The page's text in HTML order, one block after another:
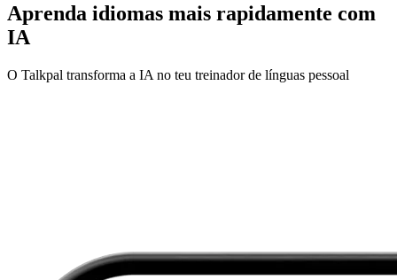
Aprenda idiomas mais rapidamente com
IA
O Talkpal transforma a IA no teu treinador de línguas pessoal